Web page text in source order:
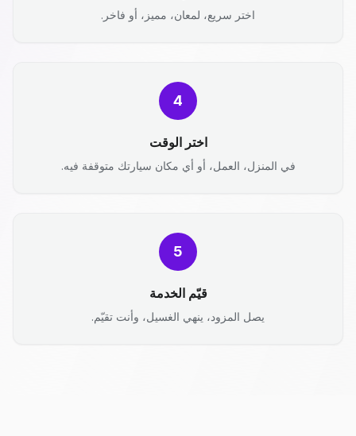
اختر سريع، لمعان، مميز، أو فاخر.
4
اختر الوقت
في المنزل، العمل، أو أي مكان سيارتك متوقفة فيه.
5
قيّم الخدمة
يصل المزود، ينهي الغسيل، وأنت تقيّم.